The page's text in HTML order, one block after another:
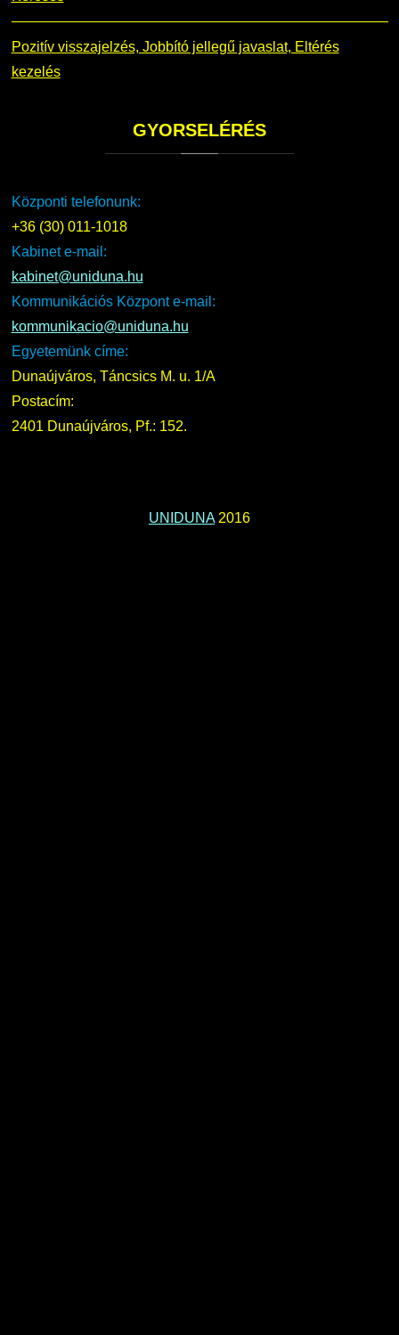
Pozitív visszajelzés, Jobbító jellegű javaslat, Eltérés
kezelés
GYORSELÉRÉS
Központi telefonunk:
+36 (30) 011-1018
Kabinet e-mail:
kabinet@uniduna.hu
Kommunikációs Központ e-mail:
kommunikacio@uniduna.hu
Egyetemünk címe:
Dunaújváros, Táncsics M. u. 1/A
Postacím:
2401 Dunaújváros, Pf.: 152.
UNIDUNA2016